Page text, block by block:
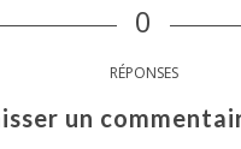
0
RÉPONSES
un